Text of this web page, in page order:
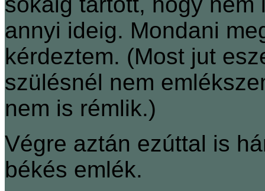
annyi ideig. Mondani
kérdeztem. (Most jut
szülésnél nem
nem is rémlik.)
Végre aztán ezúttal is
békés emlék.